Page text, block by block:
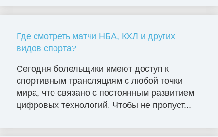
Где смотреть матчи НБА, КХЛ и других
видов спорта?
Сегодня болельщики имеют доступ к
спортивным трансляциям с любой точки
мира, что связано с постоянным развитием
цифровых технологий. Чтобы не пропуст...